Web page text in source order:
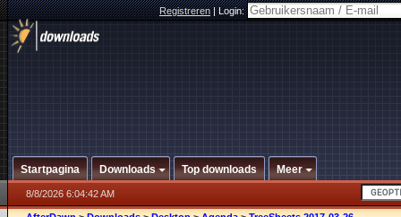
Registreren|Login:
Startpagina Downloads Top downloads Meer
8/8/2026 6:04:42 AM